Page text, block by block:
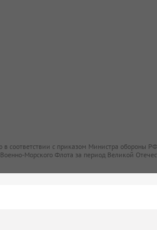
в соответствии с приказом Министра обороны
Морского Флота за период Великой